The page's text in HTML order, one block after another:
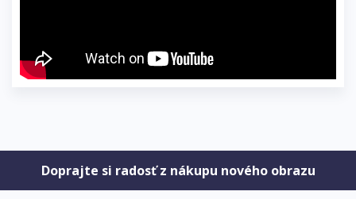
Doprajte si radosť z nákupu nového obrazu